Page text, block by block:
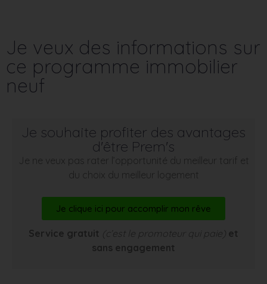
Je veux des informations sur
ce programme immobilier
neuf
Je souhaite profiter des avantages
d'être Prem's
Je ne veux pas rater l’opportunité du meilleur tarif et
du choix du meilleur logement
Je clique ici pour accomplir mon rêve
Service gratuit (c’est le promoteur qui paie) et
sans engagement